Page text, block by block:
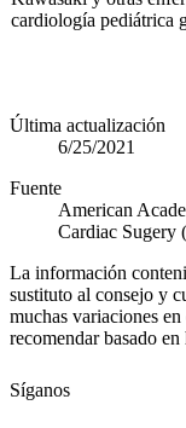
cardiología pediátrica
Última actualización
6/25/2021
Fuente
American
Cardiac
La información
sustituto al consejo y
muchas variaciones
recomendar basado
Síganos